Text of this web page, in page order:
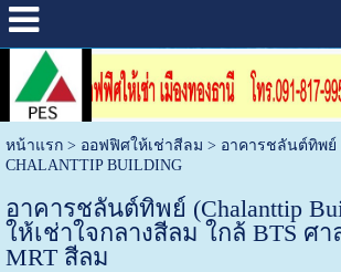
หน้าแรก> ออฟฟิศให้เช่าสีลม > อาคารชลันต์ทิพย์
CHALANTTIP BUILDING
อาคารชลันต์ทิพย์ (Chalanttip
ให้เช่าใจกลางสีลม ใกล้ BTS ศ
MRT สีลม